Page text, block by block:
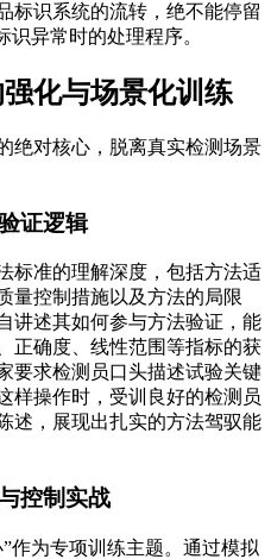
标识系统的流转，绝不能停留
识异常时的处理程序。
化与场景化训练
绝对核心，脱离真实检测场景
证逻辑
标准的理解深度，包括方法适
量控制措施以及方法的局限
讲述其如何参与方法验证，能
正确度、线性范围等指标的获
要求检测员口头描述试验关键
样操作时，受训良好的检测员
述，展现出扎实的方法驾驭能
控制实战
作为专项训练主题。通过模拟